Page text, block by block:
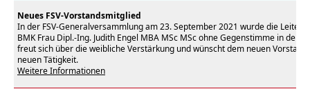
Neues FSV-Vorstandsmitglied
In der FSV-Generalversammlung am 23. September 2021 wurde die
BMK Frau Dipl.-Ing. Judith Engel MBA MSc MSc ohne Gegenstimme in den
freut sich über die weibliche Verstärkung und wünscht dem neuen
neuen Tätigkeit.
Weitere Informationen